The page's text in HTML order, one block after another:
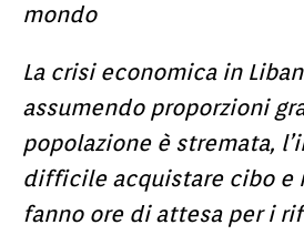
mondo
La crisi economica in
assumendo proporzioni
popolazione è stremata,
difficile acquistare cibo e
fanno ore di attesa per i